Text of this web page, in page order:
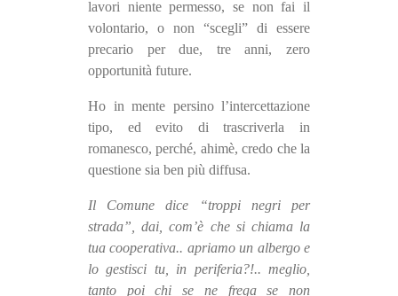
lavori niente permesso, se non fai il
volontario, o non “scegli” di essere
precario per due, tre anni, zero
opportunità future.
Ho in mente persino l’intercettazione
tipo, ed evito di trascriverla in
romanesco, perché, ahimè, credo che la
questione sia ben più diffusa.
Il Comune dice “troppi negri per
strada”, dai, com’è che si chiama la
tua cooperativa.. apriamo un albergo e
lo gestisci tu, in periferia?!.. meglio,
tanto poi chi se ne frega se non